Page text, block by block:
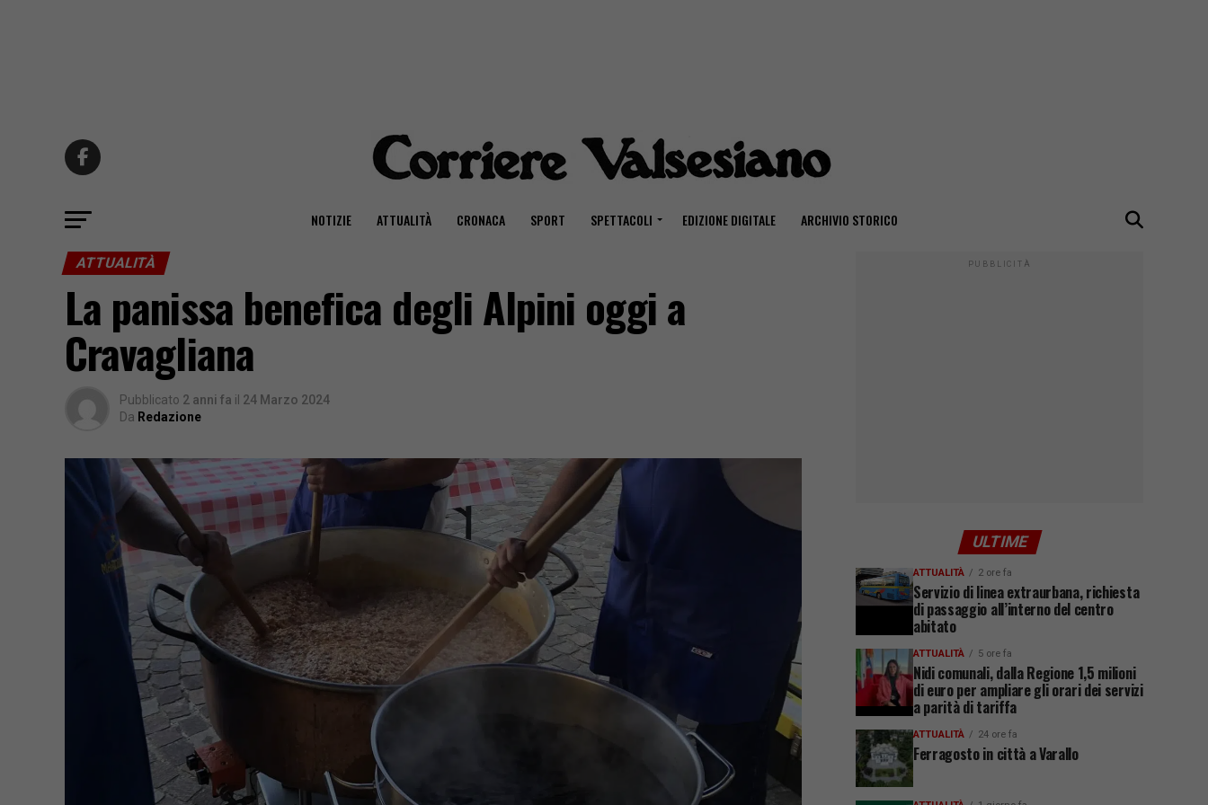
NOTIZIE ATTUALITÀ CRONACA SPORT SPETTACOLI EDIZIONE DIGITALE ARCHIVIO STORICO
ATTUALITÀ
La panissa benefica degli Alpini oggi a
Cravagliana
Pubblicato 2 anni fa il 24 Marzo 2024
Da Redazione
PUBBLICITÀ
ULTIME
ATTUALITÀ 2 ore fa
Servizio di linea extraurbana, richiesta
di passaggio all’interno del centro
abitato
ATTUALITÀ 5 ore fa
Nidi comunali, dalla Regione 1,5 milioni
di euro per ampliare gli orari dei servizi
a parità di tariffa
ATTUALITÀ 24 ore fa
Ferragosto in città a Varallo